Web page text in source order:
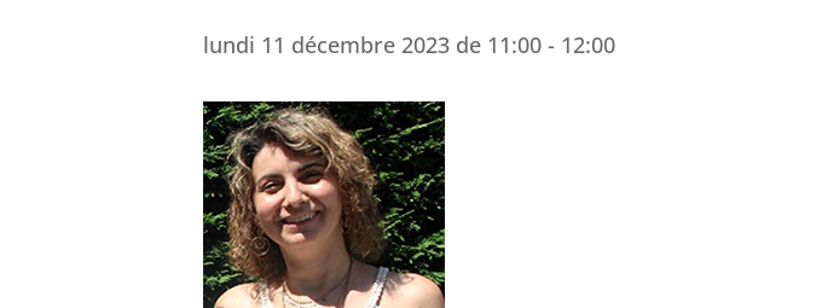
lundi 11 décembre 2023 de 11:00 - 12:00